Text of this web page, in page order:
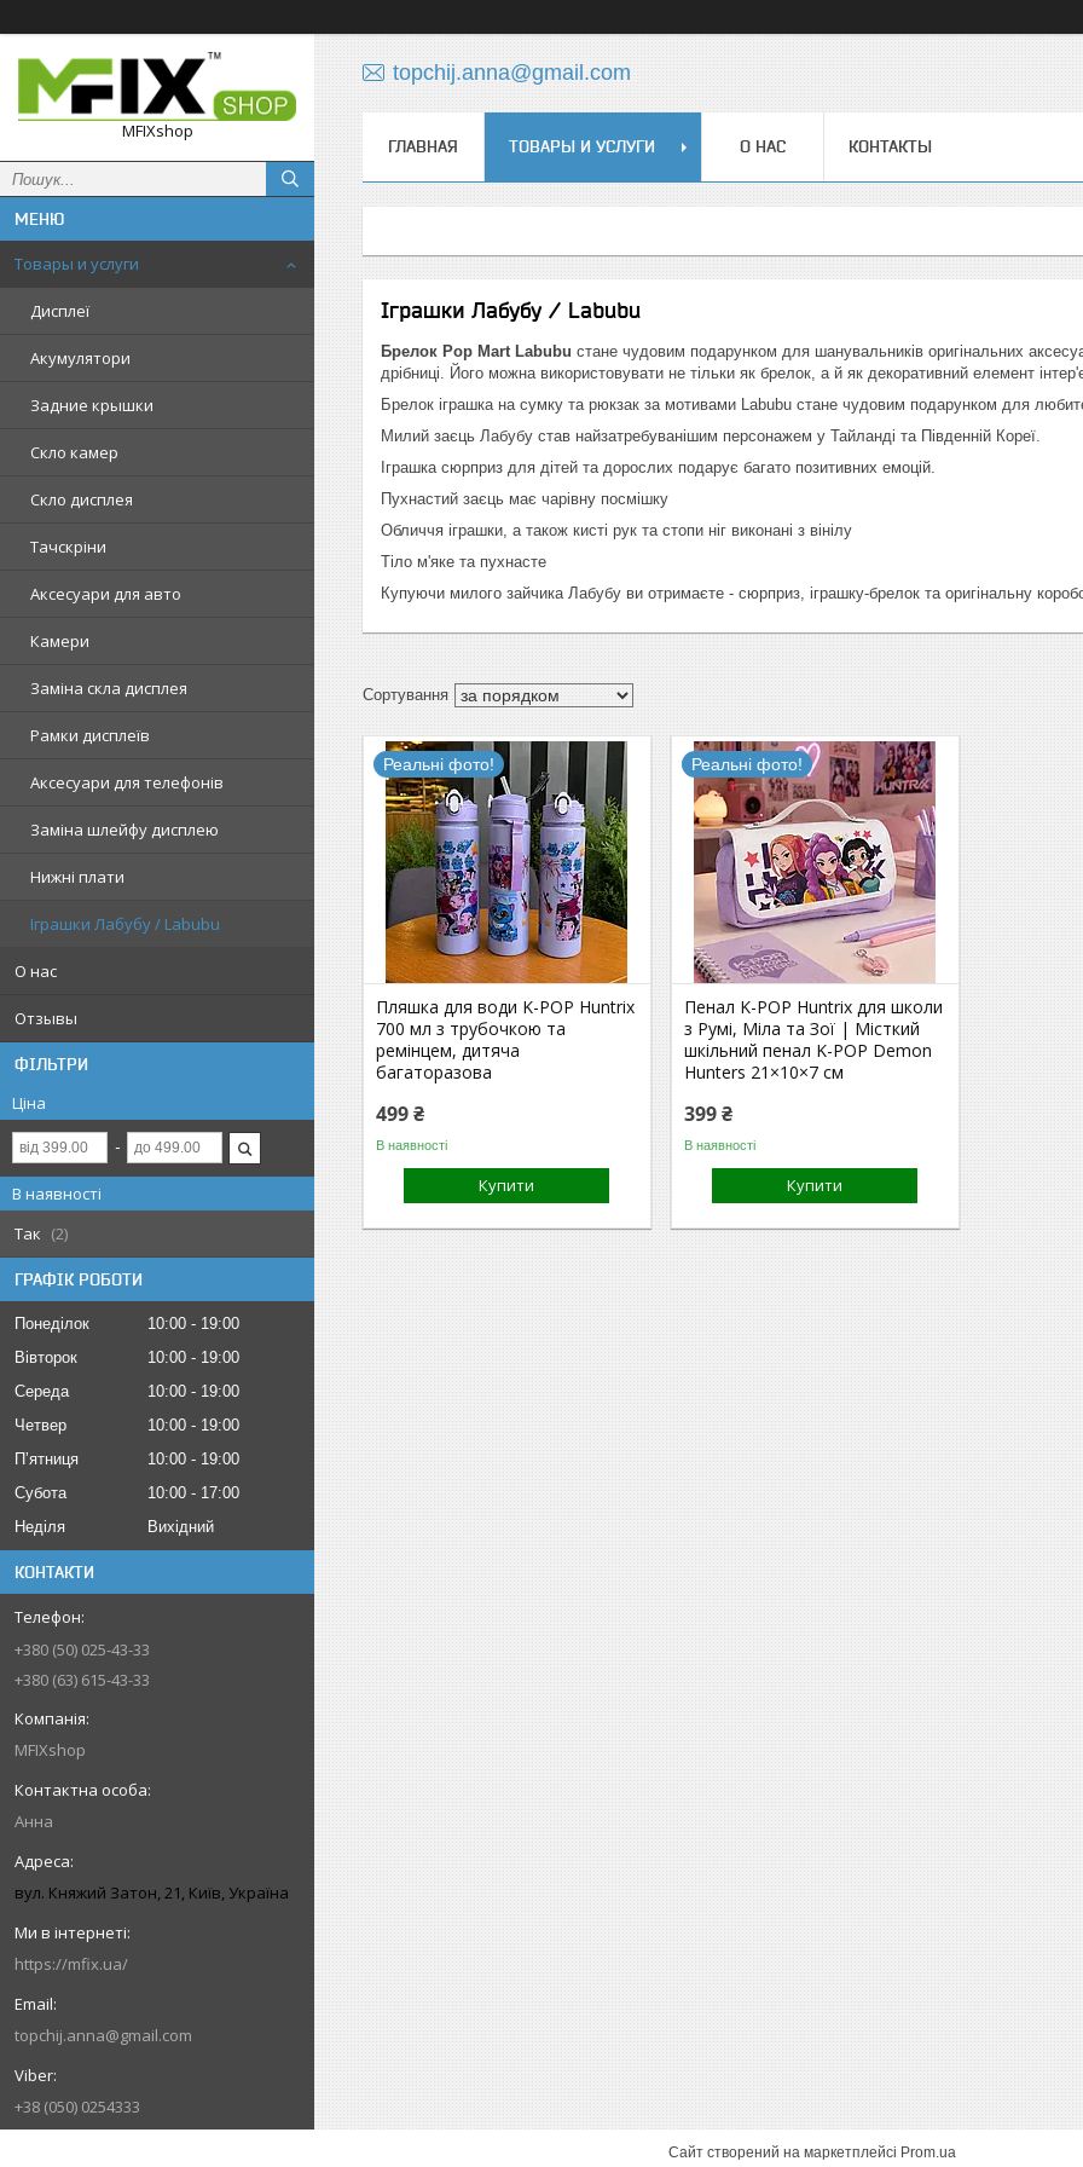
MFIXshop
Товары и услуги
Дисплеї
Акумулятори
Задние крышки
Скло камер
Скло дисплея
Тачскріни
Аксесуари для авто
Камери
Заміна скла дисплея
Рамки дисплеїв
Аксесуари для телефонів
Заміна шлейфу дисплею
Нижні плати
Іграшки Лабубу / Labubu
О нас
Отзывы
ФІЛЬТРИ
Ціна
В наявності
Так
2
ГРАФІК РОБОТИ
Понеділок 10:00
19:00
Вівторок
10:00
19:00
Середа
10:00
19:00
Четвер
10:00
19:00
Пʼятниця
10:00
19:00
Субота
10:00
17:00
Неділя
Вихідний
КОНТАКТИ
+380 (50) 025-43-33
+380 (63) 615-43-33
MFIXshop
Анна
вул. Княжий Затон, 21, Київ, Україна
https://mfix.ua/
topchij.anna@gmail.com
+38 (050) 0254333
topchij.anna@gmail.com
ГЛАВНАЯ ТОВАРЫ И УСЛУГИ О НАС КОНТАКТЫ
Іграшки Лабубу / Labubu
Брелок Pop Mart Labubu стане чудовим подарунком для шанувальників оригінальних
дрібниці. Його можна використовувати не тільки як брелок, а й як декоративний елемент
Брелок іграшка на сумку та рюкзак за мотивами Labubu стане чудовим подарунком для
Милий заєць Лабубу став найзатребуванішим персонажем у Тайланді та Південній Кореї.
Іграшка сюрприз для дітей та дорослих подарує багато позитивних емоцій.
Пухнастий заєць має чарівну посмішку
Обличчя іграшки, а також кисті рук та стопи ніг виконані з вінілу
Тіло м'яке та пухнасте
Купуючи милого зайчика Лабубу ви отримаєте - сюрприз, іграшку-брелок та оригінальну
Реальні фото!
Пляшка для води K-POP Huntrix
700 мл з трубочкою та
ремінцем, дитяча
багаторазова
499 ₴
В наявності
Купити
Реальні фото!
Пенал K-POP Huntrix для школи
з Румі, Міла та Зої | Місткий
шкільний пенал K-POP Demon
Hunters 21×10×7 см
399 ₴
В наявності
Купити
Сайт створений на маркетплейсі Prom.ua